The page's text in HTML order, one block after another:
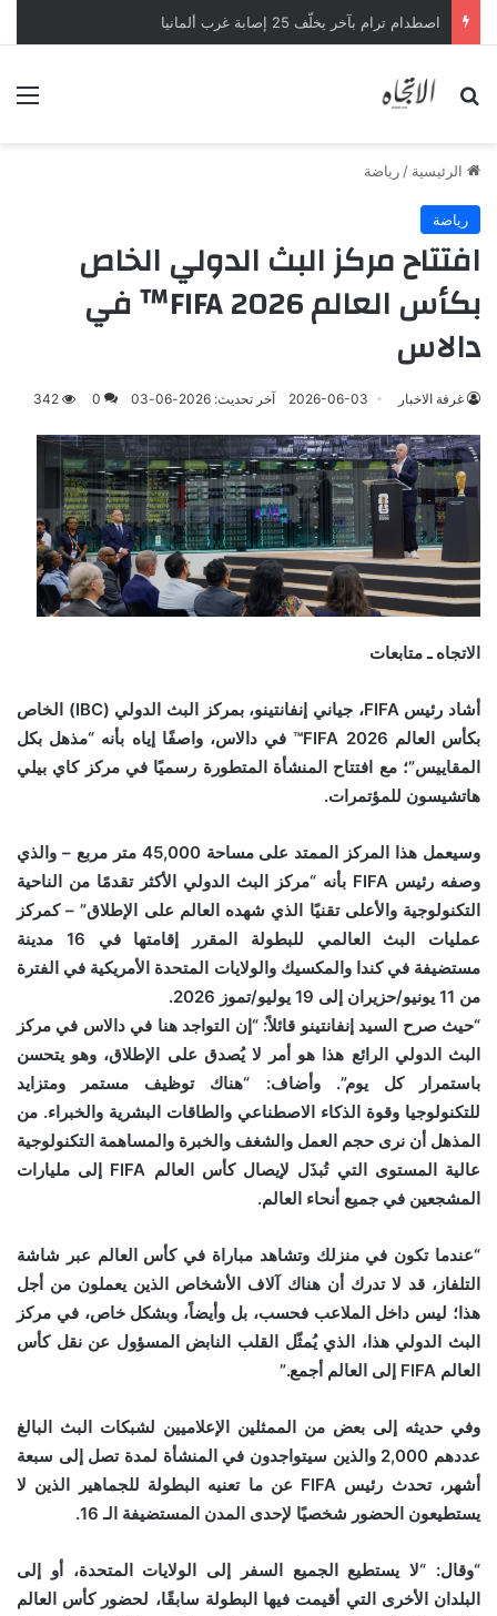
صلاح في مؤتمر تقديمه: كم تمنيت الحديث باللغة التركية
بحث عن
الرئيسية / رياضة
رياضة
افتتاح مركز البث الدولي الخاص
بكأس العالم FIFA 2026™ في
دالاس
غرفة الاخبار 2026-06-03 آخر تحديث: 2026-06-03 0
342
الاتجاه ـ متابعات
أشاد رئيس FIFA، جياني إنفانتينو، بمركز البث الدولي (IBC) الخاص
بكأس العالم FIFA 2026™ في دالاس، واصفًا إياه بأنه “مذهل بكل
المقاييس”؛ مع افتتاح المنشأة المتطورة رسميًا في مركز كاي بيلي
هاتشيسون للمؤتمرات.
وسيعمل هذا المركز الممتد على مساحة 45,000 متر مربع – والذي
وصفه رئيس FIFA بأنه “مركز البث الدولي الأكثر تقدمًا من الناحية
التكنولوجية والأعلى تقنيًا الذي شهده العالم على الإطلاق” – كمركز
عمليات البث العالمي للبطولة المقرر إقامتها في 16 مدينة
مستضيفة في كندا والمكسيك والولايات المتحدة الأمريكية في الفترة
من 11 يونيو/حزيران إلى 19 يوليو/تموز 2026.
“حيث صرح السيد إنفانتينو قائلاً: “إن التواجد هنا في دالاس في مركز
البث الدولي الرائع هذا هو أمر لا يُصدق على الإطلاق، وهو يتحسن
باستمرار كل يوم”. وأضاف: “هناك توظيف مستمر ومتزايد
للتكنولوجيا وقوة الذكاء الاصطناعي والطاقات البشرية والخبراء. من
المذهل أن نرى حجم العمل والشغف والخبرة والمساهمة التكنولوجية
عالية المستوى التي تُبذَل لإيصال كأس العالم FIFA إلى مليارات
المشجعين في جميع أنحاء العالم.
“عندما تكون في منزلك وتشاهد مباراة في كأس العالم عبر شاشة
التلفاز، قد لا تدرك أن هناك آلاف الأشخاص الذين يعملون من أجل
هذا؛ ليس داخل الملاعب فحسب، بل وأيضاً، وبشكل خاص، في مركز
البث الدولي هذا، الذي يُمثّل القلب النابض المسؤول عن نقل كأس
العالم FIFA إلى العالم أجمع.”
وفي حديثه إلى بعض من الممثلين الإعلاميين لشبكات البث البالغ
عددهم 2,000 والذين سيتواجدون في المنشأة لمدة تصل إلى سبعة
أشهر، تحدث رئيس FIFA عن ما تعنيه البطولة للجماهير الذين لا
يستطيعون الحضور شخصيًا لإحدى المدن المستضيفة الـ 16.
“وقال: “لا يستطيع الجميع السفر إلى الولايات المتحدة، أو إلى
البلدان الأخرى التي أقيمت فيها البطولة سابقًا، لحضور كأس العالم